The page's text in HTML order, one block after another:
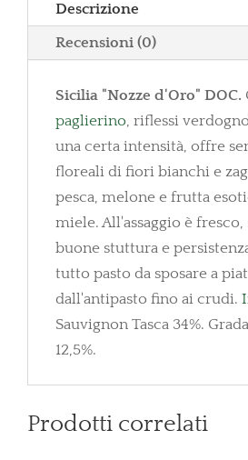
Descrizione
Recensioni (0)
Sicilia "Nozze d'Oro" DOC.
paglierino, riflessi
una certa intensità, offre
floreali di fiori bianchi e
pesca, melone e frutta
miele. All'assaggio è
buone stuttura e
tutto pasto da sposare a
dall'antipasto fino ai crudi.
Sauvignon Tasca 34%.
12,5%.
Prodotti correlati